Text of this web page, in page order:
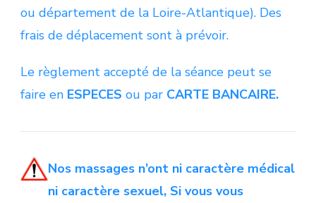
ou département de la Loire-Atlantique). Des
frais de déplacement sont à prévoir.
Le règlement accepté de la séance peut se
faire en ESPECES ou par CARTE BANCAIRE.
Nos massages n’ont ni caractère médical
ni caractère sexuel, Si vous vous